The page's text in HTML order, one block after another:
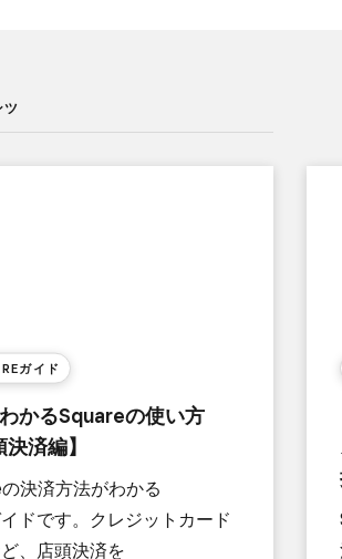
ツ
ガイド
かる​Squareの​使い方​
決済編】
決済方​法が​わかる​
ドです。​クレジットカード​
、​店頭決済を​